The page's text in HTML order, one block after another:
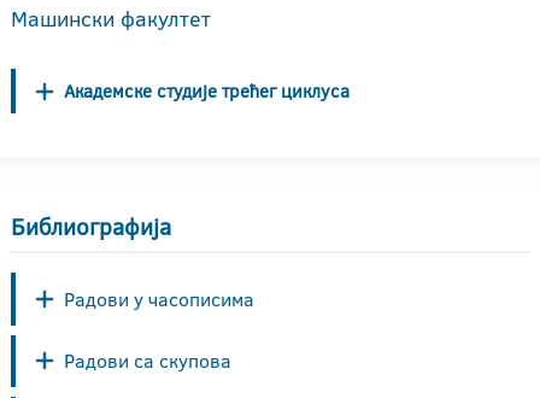
Машински факултет
Академске студије трећег циклуса
Библиографија
Радови у часописима
Радови са скупова